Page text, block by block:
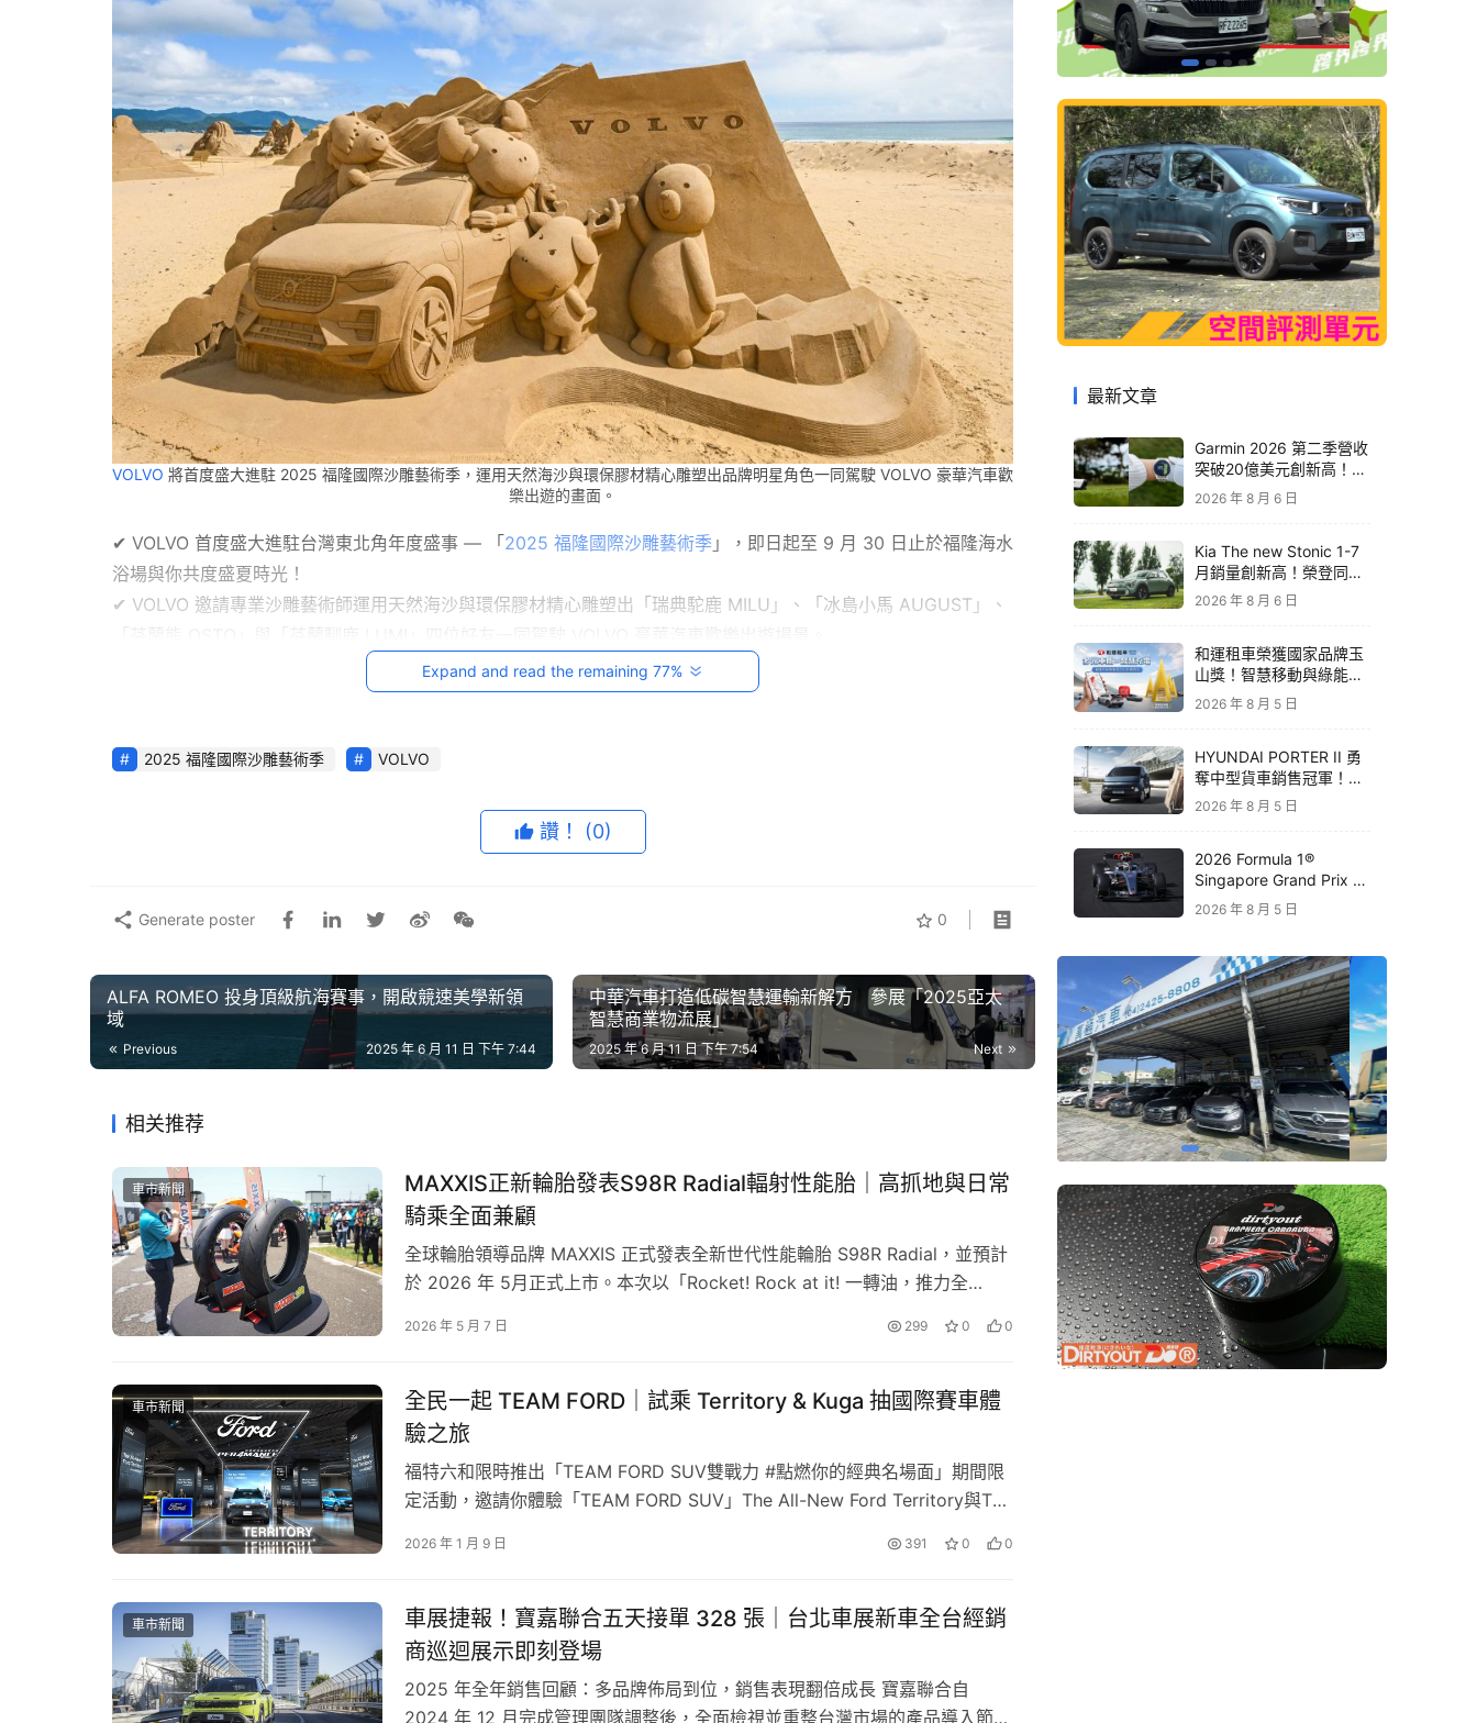
i
l
A
p
p
VOLVO 將首度盛大進駐 2025 福隆國際沙雕藝術季，運用天然海沙與環保膠材精心雕塑出品牌明星角色一同駕駛 VOLVO 豪華汽車歡
樂出遊的畫面。
✔ VOLVO 首度盛大進駐台灣東北角年度盛事 — 「2025 福隆國際沙雕藝術季 」，即日起至 9 月 30 日止於福隆海水
浴場與你共度盛夏時光！
✔ VOLVO 邀請專業沙雕藝術師運用天然海沙與環保膠材精心雕塑出「瑞典駝鹿 MILU」、「冰島小馬 AUGUST」、
✔ 台灣東北角擁有獨特海岸景觀、多樣生態資源，讓當地多年榮獲「全球百大綠色旅遊目的地」肯定，VOLVO 期待
藉由活動參與，廣邀車主與喜歡 MILU 朋友走訪觀光，期待挹注當地觀光經濟，實踐以永續驅動在地環境。
惠。
VOLVO 品牌四大明星：瑞典駝鹿 MILU、冰島小馬 AUGUST、芬蘭熊 OSTO 與芬蘭馴鹿 LUMI，將於福隆國際沙雕藝術季驚喜現
——「2025 福隆國際沙雕藝術季」，即日起至 9 月 30 日止於福隆海水浴場與你共度盛夏時光！VOLVO 特別打造
了一座高近 3 公尺、寬約 6 公尺的沙雕藝術作品，結合 VOLVO 北歐幸運星 MILU 及好友們駕駛 VOLVO 出遊的歡
樂景象，透過藝術美學展現永續理念。VOLVO 邀請民眾一同到福隆國際沙雕藝術季，感受夏日魅力，並深入了解品
牌致力於守護環境的核心永續精神。
Expand and read the remaining 77%
2025 福隆國際沙雕藝術季 VOLVO
讚！ (0)
0
Generate poster
ALFA ROMEO 投身頂級航海賽事，開啟競速美學新領
域
Previous 2025 年 6 月 11 日 下午 7:44
中華汽車打造低碳智慧運輸新解方 參展「2025亞太
智慧商業物流展」
Next
2025 年 6 月 11 日 下午 7:54
相关推荐
車市新聞
MAXXIS正新輪胎發表S98R Radial輻射性能胎｜高抓地與日常
騎乘全面兼顧
全球輪胎領導品牌 MAXXIS 正式發表全新世代性能輪胎 S98R Radial，並預計
於 2026 年 5月正式上市。本次以「Rocket! Rock at it! 一轉油，推力全
經理表示，自 2019 年 S98 系列推出以來，團隊持續投入研發、逐年優化產品
2026 年 5 月 7 日 299 0 0
車市新聞
全民一起 TEAM FORD｜試乘 Territory & Kuga 抽國際賽車體
驗之旅
福特六和限時推出「TEAM FORD SUV雙戰力 #點燃你的經典名場面」期間限
定活動，邀請你體驗「TEAM FORD SUV」The All-New Ford Territory與The
Ford展示中心完成Ford Territory與Kuga雙車系試駕活動，即可…
2026 年 1 月 9 日 391 0 0
車市新聞
車展捷報！寶嘉聯合五天接單 328 張｜台北車展新車全台經銷
商巡迴展示即刻登場
2025 年全年銷售回顧：多品牌佈局到位，銷售表現翻倍成長 寶嘉聯合自
2024 年 12 月完成管理團隊調整後，全面檢視並重整台灣市場的產品導入節奏
最新文章
Garmin 2026 第二季營收
突破20億美元創新高！收
購 TrainingPeaks、
TrainHeroic 擴展智慧訓
2026 年 8 月 6 日
Kia The new Stonic 1-7
月銷量創新高！榮登同級
進口車銷售亞軍｜79.9萬
2026 年 8 月 6 日
和運租車榮獲國家品牌玉
山獎！智慧移動與綠能創
新 打造低碳永續新價值
2026 年 8 月 5 日
HYUNDAI PORTER II 勇
奪中型貨車銷售冠軍！
STARIA 月付 6,999 元領
2026 年 8 月 5 日
2026 Formula 1®
Singapore Grand Prix 新
加坡大獎賽｜Audi 極速之
旅開放報名 直擊夜間街道
2026 年 8 月 5 日